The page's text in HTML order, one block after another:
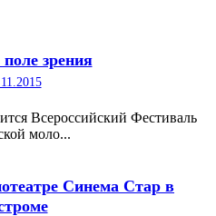
зрения
Всероссийский Фестиваль
моло...
Синема Стар в